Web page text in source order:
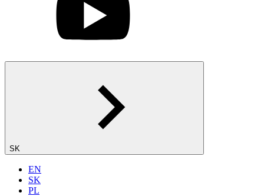
SK
EN
SK
PL